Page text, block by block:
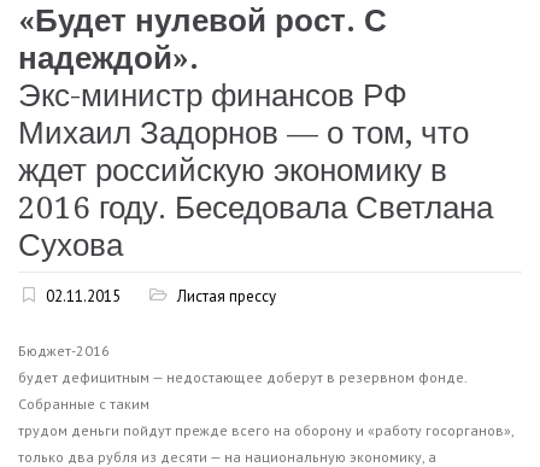
«Будет нулевой рост. С
надеждой».
Экс-министр финансов РФ
Михаил Задорнов — о том, что
ждет российскую экономику в
2016 году. Беседовала Светлана
Сухова
02.11.2015 Листая прессу
Бюджет-2016
будет дефицитным — недостающее доберут в резервном фонде.
Собранные с таким
трудом деньги пойдут прежде всего на оборону и «работу госорганов»,
только два рубля из десяти — на национальную экономику, а